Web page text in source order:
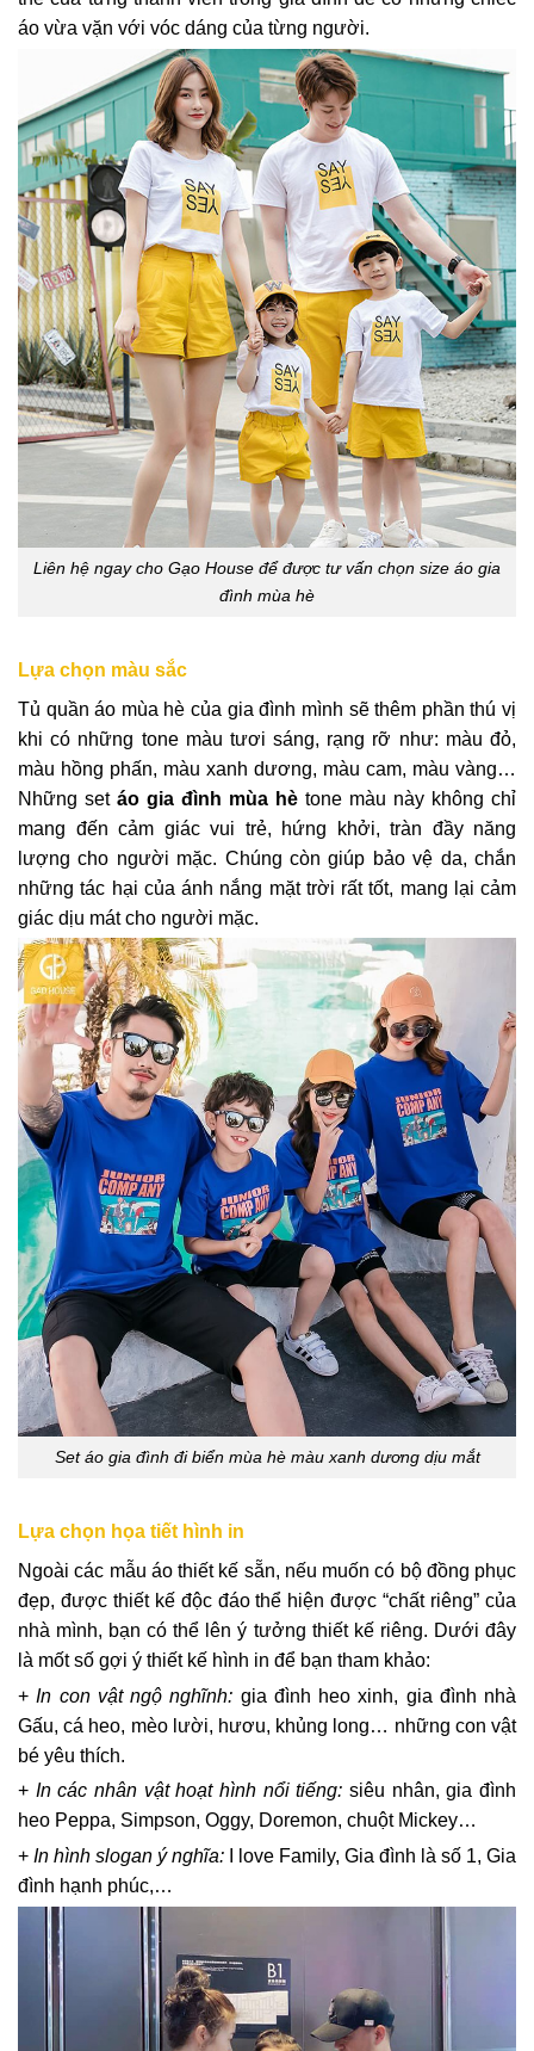
áo vừa vặn với vóc dáng của từng người.
Liên hệ ngay cho Gạo House để được tư vấn chọn size áo gia
đình mùa hè
Lựa chọn màu sắc
Tủ quần áo mùa hè của gia đình mình sẽ thêm phần thú vị
khi có những tone màu tươi sáng, rạng rỡ như: màu đỏ,
màu hồng phấn, màu xanh dương, màu cam, màu vàng…
Những set áo gia đình mùa hè tone màu này không chỉ
mang đến cảm giác vui trẻ, hứng khởi, tràn đầy năng
lượng cho người mặc. Chúng còn giúp bảo vệ da, chắn
những tác hại của ánh nắng mặt trời rất tốt, mang lại cảm
giác dịu mát cho người mặc.
Set áo gia đình đi biển mùa hè màu xanh dương dịu mắt
Lựa chọn họa tiết hình in
Ngoài các mẫu áo thiết kế sẵn, nếu muốn có bộ đồng phục
đẹp, được thiết kế độc đáo thể hiện được “chất riêng” của
nhà mình, bạn có thể lên ý tưởng thiết kế riêng. Dưới đây
là mốt số gợi ý thiết kế hình in để bạn tham khảo:
+In con vật ngộ nghĩnh: gia đình heo xinh, gia đình nhà
Gấu, cá heo, mèo lười, hươu, khủng long… những con vật
bé yêu thích.
+ Incác nhân vật hoạt hình nổi tiếng: siêu nhân, gia đình
heo Peppa, Simpson, Oggy, Doremon, chuột Mickey…
+ In hình slogan ý nghĩa: I love Family, Gia đình là số 1, Gia
đình hạnh phúc,…